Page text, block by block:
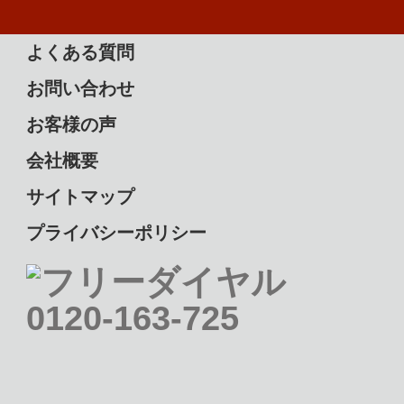
よくある質問
お問い合わせ
お客様の声
会社概要
サイトマップ
プライバシーポリシー